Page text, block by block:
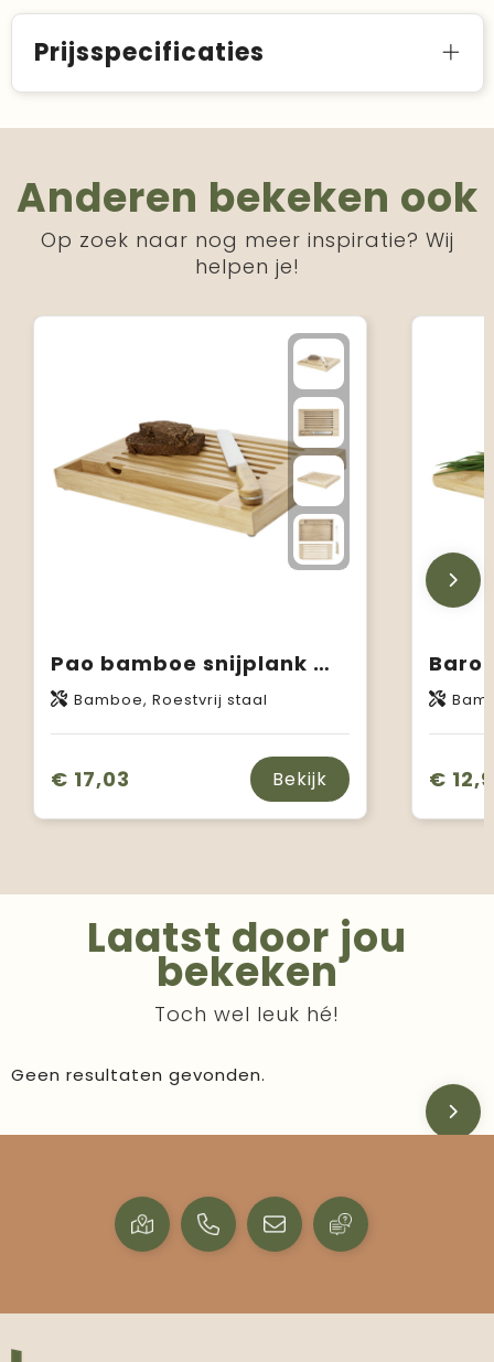
Prijsspecificaties
Anderen bekeken ook
Op zoek naar nog meer inspiratie? Wij
helpen je!
Pao bamboe snijplank met mes
Bamboe, Roestvrij staal
€ 17,03 Bekijk €
Laatst door jou
bekeken
Toch wel leuk hé!
Geen resultaten gevonden.